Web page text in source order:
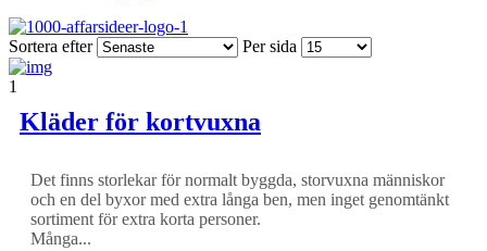
Sortera efter Per sida
1
Kläder för kortvuxna
Det finns storlekar för normalt byggda, storvuxna människor
och en del byxor med extra långa ben, men inget genomtänkt
sortiment för extra korta personer.
Många...